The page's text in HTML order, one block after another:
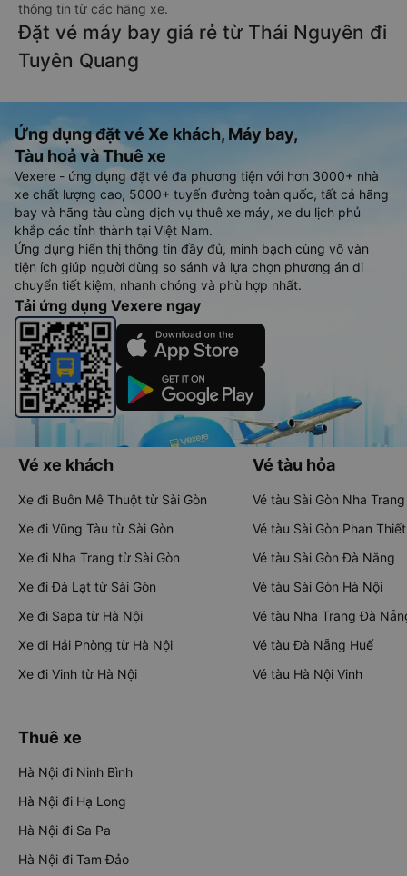
thông tin từ các hãng xe.
Đặt vé máy bay giá rẻ từ Thái Nguyên đi
Tuyên Quang
Ứng dụng đặt vé Xe khách, Máy bay,
Tàu hoả và Thuê xe
Vexere - ứng dụng đặt vé đa phương tiện với hơn 3000+ nhà
xe chất lượng cao, 5000+ tuyến đường toàn quốc, tất cả hãng
bay và hãng tàu cùng dịch vụ thuê xe máy, xe du lịch phủ
khắp các tỉnh thành tại Việt Nam.
Ứng dụng hiển thị thông tin đầy đủ, minh bạch cùng vô vàn
tiện ích giúp người dùng so sánh và lựa chọn phương án di
chuyển tiết kiệm, nhanh chóng và phù hợp nhất.
Tải ứng dụng Vexere ngay
Vé xe khách
Xe đi Buôn Mê Thuột từ Sài Gòn
Xe đi Vũng Tàu từ Sài Gòn
Xe đi Nha Trang từ Sài Gòn
Xe đi Đà Lạt từ Sài Gòn
Xe đi Sapa từ Hà Nội
Xe đi Hải Phòng từ Hà Nội
Xe đi Vinh từ Hà Nội
Vé tàu hỏa
Vé tàu Sài Gòn Nha Trang
Vé tàu Sài Gòn Phan Thiết
Vé tàu Sài Gòn Đà Nẵng
Vé tàu Sài Gòn Hà Nội
Vé tàu Nha Trang Đà
Vé tàu Đà Nẵng Huế
Vé tàu Hà Nội Vinh
Thuê xe
Hà Nội đi Ninh Bình
Hà Nội đi Hạ Long
Hà Nội đi Sa Pa
Hà Nội đi Tam Đảo